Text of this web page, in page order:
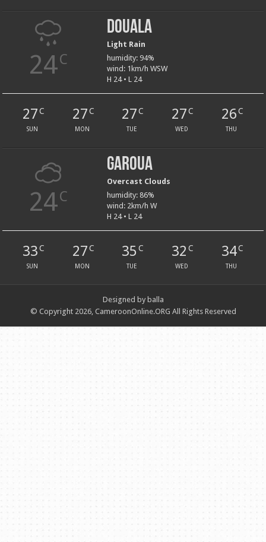
24C
Douala
Light Rain
humidity: 94%
wind: 1km/h WSW
H 24 • L 24
27C
SUN
27C
MON
27 C
TUE
27 C
WED
26C
THU
24C
Garoua
Overcast Clouds
humidity: 86%
wind: 2km/h W
H 24 • L 24
33C
SUN
27C
MON
35 C
TUE
32 C
WED
34C
THU
Designed by balla
© Copyright 2026, CameroonOnline.ORG All Rights Reserved